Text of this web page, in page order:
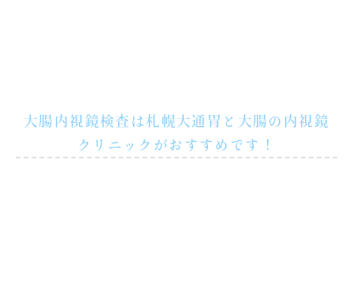
大腸内視鏡検査は札幌大通胃と大腸の内視鏡
クリニックがおすすめです！